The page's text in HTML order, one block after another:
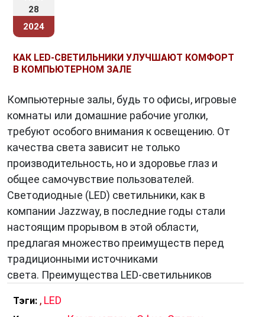
28
2024
КАК LED-СВЕТИЛЬНИКИ УЛУЧШАЮТ КОМФОРТ
В КОМПЬЮТЕРНОМ ЗАЛЕ
Компьютерные залы, будь то офисы, игровые
комнаты или домашние рабочие уголки,
требуют особого внимания к освещению. От
качества света зависит не только
производительность, но и здоровье глаз и
общее самочувствие пользователей.
Светодиодные (LED) светильники, как в
компании Jazzway, в последние годы стали
настоящим прорывом в этой области,
предлагая множество преимуществ перед
традиционными источниками
света. Преимущества LED-светильников
Тэги: , LED